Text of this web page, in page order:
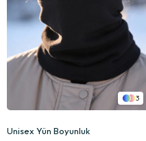
3
Unisex Yün Boyunluk